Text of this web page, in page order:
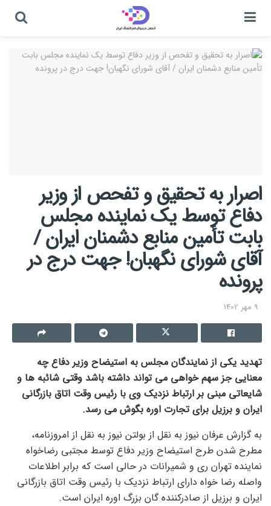
اصرار به تحقیق و تفحص از وزیر
دفاع توسط یک نماینده مجلس
بابت تأمین منابع دشمنان ایران /
آقای شورای نگهبان! جهت درج در
پرونده
9 مهر 1402
تهدید یکی از نمایندگان ‎مجلس به استیضاح ‎وزیر دفاع چه
معنایی جز سهم خواهی می تواند داشته باشد وقتی شائبه ها و
شایعاتی مبنی بر ارتباط نزدیک وی با رئیس وقت اتاق بازرگانی
ایران و ‎برزیل برای تجارت ‎اوره بگوش می رسد.
به گزارش عرفان نیوز به نقل از بولتن نیوز به نقل از امروزنامه،
مطرح شدن طرح استیضاح وزیر دفاع توسط مجتبی رضاخواه
نماینده تهران ری و شمیرانات در حالی است که برابر اطلاعات
واصله رضا خواه دارای ارتباط نزدیک با رئیس وقت اتاق بازرگانی
ایران و برزیل از صادرکننده گان بزرگ اوره ایران است.